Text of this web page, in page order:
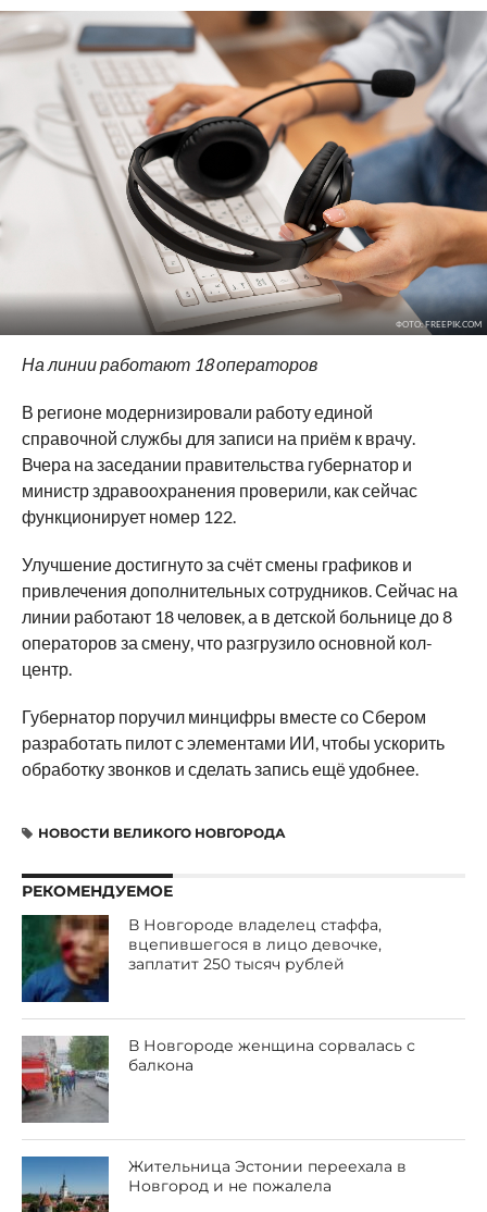
ФОТО: FREEPIK.COM
На линии работают 18 операторов
В регионе модернизировали работу единой
справочной службы для записи на приём к врачу.
Вчера на заседании правительства губернатор и
министр здравоохранения проверили, как сейчас
функционирует номер 122.
Улучшение достигнуто за счёт смены графиков и
привлечения дополнительных сотрудников. Сейчас на
линии работают 18 человек, а в детской больнице до 8
операторов за смену, что разгрузило основной кол-
центр.
Губернатор поручил минцифры вместе со Сбером
разработать пилот с элементами ИИ, чтобы ускорить
обработку звонков и сделать запись ещё удобнее.
НОВОСТИ ВЕЛИКОГО НОВГОРОДА
РЕКОМЕНДУЕМОЕ
В Новгороде владелец стаффа,
вцепившегося в лицо девочке,
заплатит 250 тысяч рублей
В Новгороде женщина сорвалась с
балкона
Жительница Эстонии переехала в
Новгород и не пожалела